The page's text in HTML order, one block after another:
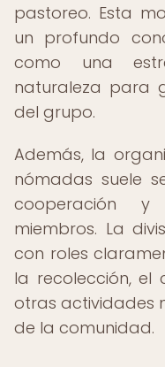
pastoreo. Esta
un profundo
como una
naturaleza para
del grupo.
Además, la
nómadas suele
cooperación
miembros. La
con roles
la recolección, el
otras actividades
de la comunidad.